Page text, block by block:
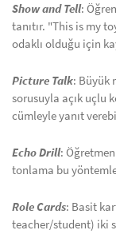
Show and Tell:
tanıtır. "This is my
odaklı olduğu için
Picture Talk: Büyük
sorusuyla açık uçlu
cümleyle yanıt
Echo Drill:
tonlama bu yöntemle
Role Cards: Basit
teacher/student) iki